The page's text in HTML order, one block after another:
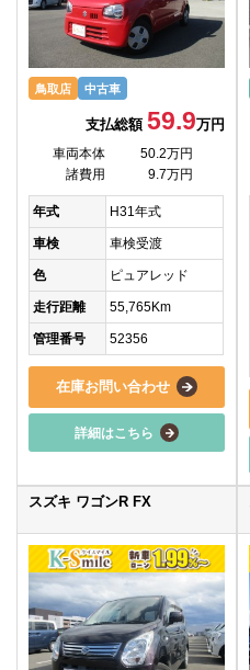
鳥取店 中古車
支払総額 59.9万円
車両本体
50.2万円
諸費用
9.7万円
年式 H31年式
車検 車検受渡
色 ピュアレッド
走行距離 55,765Km
管理番号 52356
在庫お問い合わせ
詳細はこちら
スズキ ワゴンR FX